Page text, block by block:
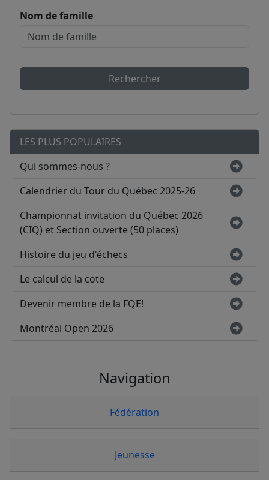
Nom de famille
Rechercher
LES PLUS POPULAIRES
Qui sommes-nous ?
Calendrier du Tour du Québec 2025-26
Championnat invitation du Québec 2026
(CIQ) et Section ouverte (50 places)
Histoire du jeu d'échecs
Le calcul de la cote
Devenir membre de la FQE!
Montréal Open 2026
Navigation
Fédération
Jeunesse